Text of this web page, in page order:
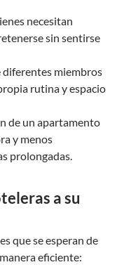
necesitan
sin sentirse
diferentes miembros
rutina y espacio
de un apartamento
y menos
prolongadas.
a su
que se esperan de
eficiente: